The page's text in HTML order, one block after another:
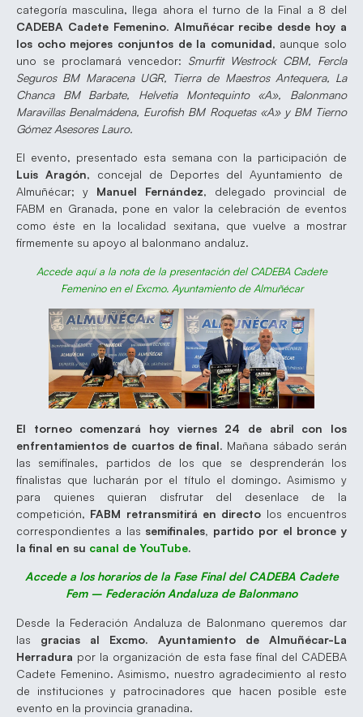
categoría masculina, llega ahora el turno de la Final a 8 del
CADEBA Cadete Femenino. Almuñécar recibe desde hoy a
los ocho mejores conjuntos de la comunidad, aunque solo
uno se proclamará vencedor: Smurfit Westrock CBM, Fercla
Seguros BM Maracena UGR, Tierra de Maestros Antequera, La
Chanca BM Barbate, Helvetia Montequinto «A», Balonmano
Maravillas Benalmádena, Eurofish BM Roquetas «A» y BM Tierno
Gómez Asesores Lauro.
El evento, presentado esta semana con la participación de
Luis Aragón, concejal de Deportes del Ayuntamiento de
Almuñécar; y Manuel Fernández, delegado provincial de
FABM en Granada, pone en valor la celebración de eventos
como éste en la localidad sexitana, que vuelve a mostrar
firmemente su apoyo al balonmano andaluz.
Accede aquí a la nota de la presentación del CADEBA Cadete
Femenino en el Excmo. Ayuntamiento de Almuñécar
El torneo comenzará hoy viernes 24 de abril con los
enfrentamientos de cuartos de final. Mañana sábado serán
las semifinales, partidos de los que se desprenderán los
finalistas que lucharán por el título el domingo. Asimismo y
para quienes quieran disfrutar del desenlace de la
competición, FABM retransmitirá en directo los encuentros
correspondientes a las semifinales, partido por el bronce y
la final en su canal de YouTube.
Accede a los horarios de la Fase Final del CADEBA Cadete
Fem – Federación Andaluza de Balonmano
Desde la Federación Andaluza de Balonmano queremos dar
las gracias al Excmo. Ayuntamiento de Almuñécar-La
Herradura por la organización de esta fase final del CADEBA
Cadete Femenino. Asimismo, nuestro agradecimiento al resto
de instituciones y patrocinadores que hacen posible este
evento en la provincia granadina.